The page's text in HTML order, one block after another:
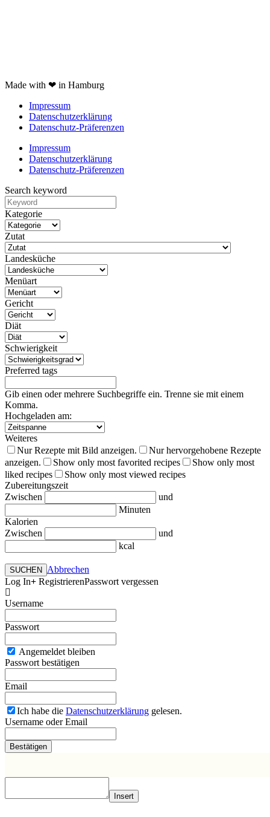
Made with ❤ in Hamburg
Impressum
Datenschutzerklärung
Datenschutz-Präferenzen
Impressum
Datenschutzerklärung
Datenschutz-Präferenzen
Search keyword
Kategorie
Zutat
Landesküche
Menüart
Gericht
Diät
Schwierigkeit
Preferred tags
Gib einen oder mehrere Suchbegriffe ein. Trenne sie mit einem
Komma.
Hochgeladen am:
Weiteres
Nur Rezepte mit Bild anzeigen.
Nur hervorgehobene Rezepte
anzeigen.
Show only most favorited recipes
Show only most
liked recipes
Show only most viewed recipes
Zubereitungszeit
Zwischen
und
Minuten
Kalorien
Zwischen
und
kcal
SUCHEN
Abbrechen
Log In
RegistrierenPasswort vergessen
Username
Passwort
Angemeldet bleiben
Passwort bestätigen
Email
Ich habe die Datenschutzerklärung gelesen.
Username oder Email
Insert